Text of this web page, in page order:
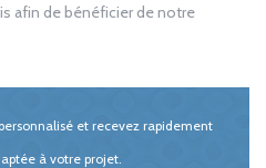
afin de bénéficier de notre
et recevez rapidement
à votre projet.